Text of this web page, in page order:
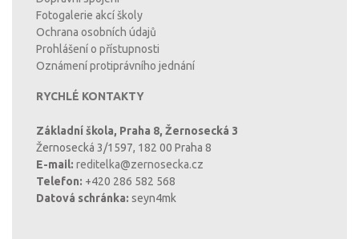
Fotogalerie akcí školy
Ochrana osobních údajů
Prohlášení o přístupnosti
Oznámení protiprávního jednání
RYCHLÉ KONTAKTY
Základní škola, Praha 8, Žernosecká 3
Žernosecká 3/1597, 182 00 Praha 8
E-mail: reditelka@zernosecka.cz
Telefon: +420 286 582 568
Datová schránka: seyn4mk